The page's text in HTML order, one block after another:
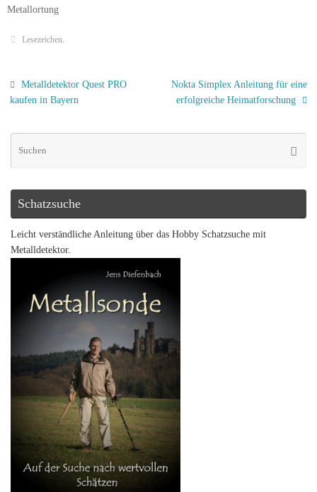
Metallortung
Lesezeichen.
Metalldetektor Quest PRO
kaufen in Bayern
Nokta Simplex Anleitung für eine
erfolgreiche Heimatforschung
Schatzsuche
Leicht verständliche Anleitung über das Hobby Schatzsuche mit
Metalldetektor.